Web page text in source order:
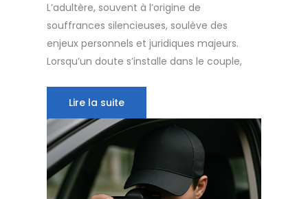
L’adultère, souvent à l’origine de
souffrances silencieuses, soulève des
enjeux personnels et juridiques majeurs.
Lorsqu’un doute s’installe dans le couple,
Lire la suite